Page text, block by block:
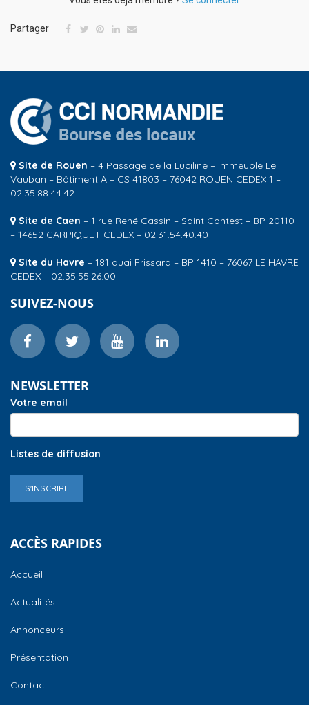
Partager
Site de Rouen – 4 Passage de la Luciline – Immeuble Le
Vauban – Bâtiment A – CS 41803 – 76042 ROUEN CEDEX 1 –
02.35.88.44.42
Site de Caen – 1 rue René Cassin – Saint Contest – BP 20110
– 14652 CARPIQUET CEDEX – 02.31.54.40.40
Site du Havre – 181 quai Frissard – BP 1410 – 76067 LE HAVRE
CEDEX – 02.35.55.26.00
SUIVEZ-NOUS
NEWSLETTER
Votre email
Listes de diffusion
S'INSCRIRE
ACCÈS RAPIDES
Accueil
Actualités
Annonceurs
Présentation
Contact